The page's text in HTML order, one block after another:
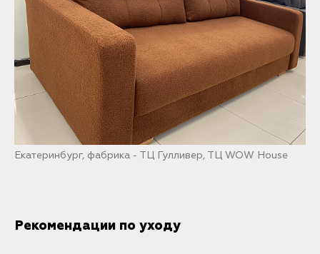
Екатеринбург, фабрика - ТЦ Гулливер, ТЦ WOW House
Рекомендации по уходу